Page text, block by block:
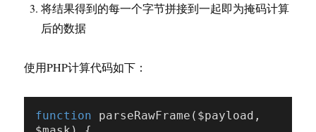
将结果得到的每一个字节拼接到一起即为掩码计算
后的数据
使用PHP计算代码如下：
function parseRawFrame ($payload,